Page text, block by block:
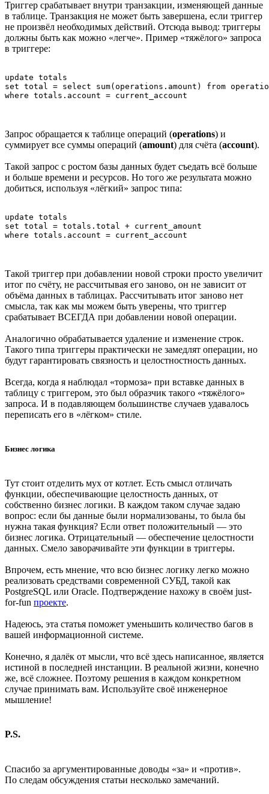
Триггер срабатывает внутри транзакции, изменяющей данные
в таблице. Транзакция не может быть завершена, если триггер
не произвёл необходимых действий. Отсюда вывод: триггеры
должны быть как можно «легче». Пример «тяжёлого» запроса
в триггере:
update totals
set total = select sum(operations.amount) from
where totals.account = current_account
Запрос обращается к таблице операций (operations) и
суммирует все суммы операций (amount) для счёта (account).
Такой запрос с ростом базы данных будет съедать всё больше
и больше времени и ресурсов. Но того же результата можно
добиться, используя «лёгкий» запрос типа:
update totals
set total = totals.total + current_amount
where totals.account = current_account
Такой триггер при добавлении новой строки просто увеличит
итог по счёту, не рассчитывая его заново, он не зависит от
объёма данных в таблицах. Рассчитывать итог заново нет
смысла, так как мы можем быть уверены, что триггер
срабатывает ВСЕГДА при добавлении новой операции.
Аналогично обрабатывается удаление и изменение строк.
Такого типа триггеры практически не замедлят операции, но
будут гарантировать связность и целостностность данных.
Всегда, когда я наблюдал «тормоза» при вставке данных в
таблицу с триггером, это был образчик такого «тяжёлого»
запроса. И в подавляющем большинстве случаев удавалось
переписать его в «лёгком» стиле.
Бизнес логика
Тут стоит отделить мух от котлет. Есть смысл отличать
функции, обеспечивающие целостность данных, от
собственно бизнес логики. В каждом таком случае задаю
вопрос: если бы данные были нормализованы, то была бы
нужна такая функция? Если ответ положительный — это
бизнес логика. Отрицательный — обеспечение целостности
данных. Смело заворачивайте эти функции в триггеры.
Впрочем, есть мнение, что всю бизнес логику легко можно
реализовать средствами современной СУБД, такой как
PostgreSQL или Oracle. Подтверждение нахожу в своём just-
for-fun проекте.
Надеюсь, эта статья поможет уменьшить количество багов в
вашей информационной системе.
Конечно, я далёк от мысли, что всё здесь написанное, является
истиной в последней инстанции. В реальной жизни, конечно
же, всё сложнее. Поэтому решения в каждом конкретном
случае принимать вам. Используйте своё инженерное
мышление!
P.S.
Спасибо за аргументированные доводы «за» и «против».
По следам обсуждения статьи несколько замечаний.